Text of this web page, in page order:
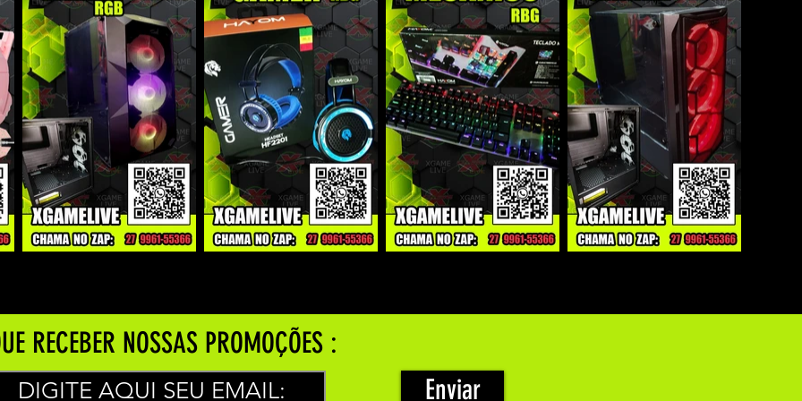
RECEBER NOSSAS PROMOÇÕES :
Enviar